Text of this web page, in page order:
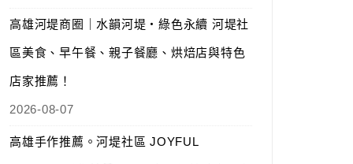
高雄河堤商圈｜水韻河堤‧綠色永續 河堤社
區美食、早午餐、親子餐廳、烘焙店與特色
店家推薦！
2026-08-07
高雄手作推薦。河堤社區 JOYFUL